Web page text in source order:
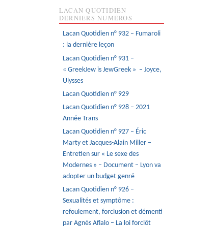
LACAN QUOTIDIEN
DERNIERS NUMÉROS
Lacan Quotidien n° 932 – Fumaroli
: la dernière leçon
Lacan Quotidien n° 931 –
« GreekJew is JewGreek » – Joyce,
Ulysses
Lacan Quotidien n° 929
Lacan Quotidien n° 928 – 2021
Année Trans
Lacan Quotidien n° 927 – Éric
Marty et Jacques-Alain Miller –
Entretien sur « Le sexe des
Modernes » – Document – Lyon va
adopter un budget genré
Lacan Quotidien n° 926 –
Sexualités et symptôme :
refoulement, forclusion et démenti
par Agnès Aflalo – La loi forclôt